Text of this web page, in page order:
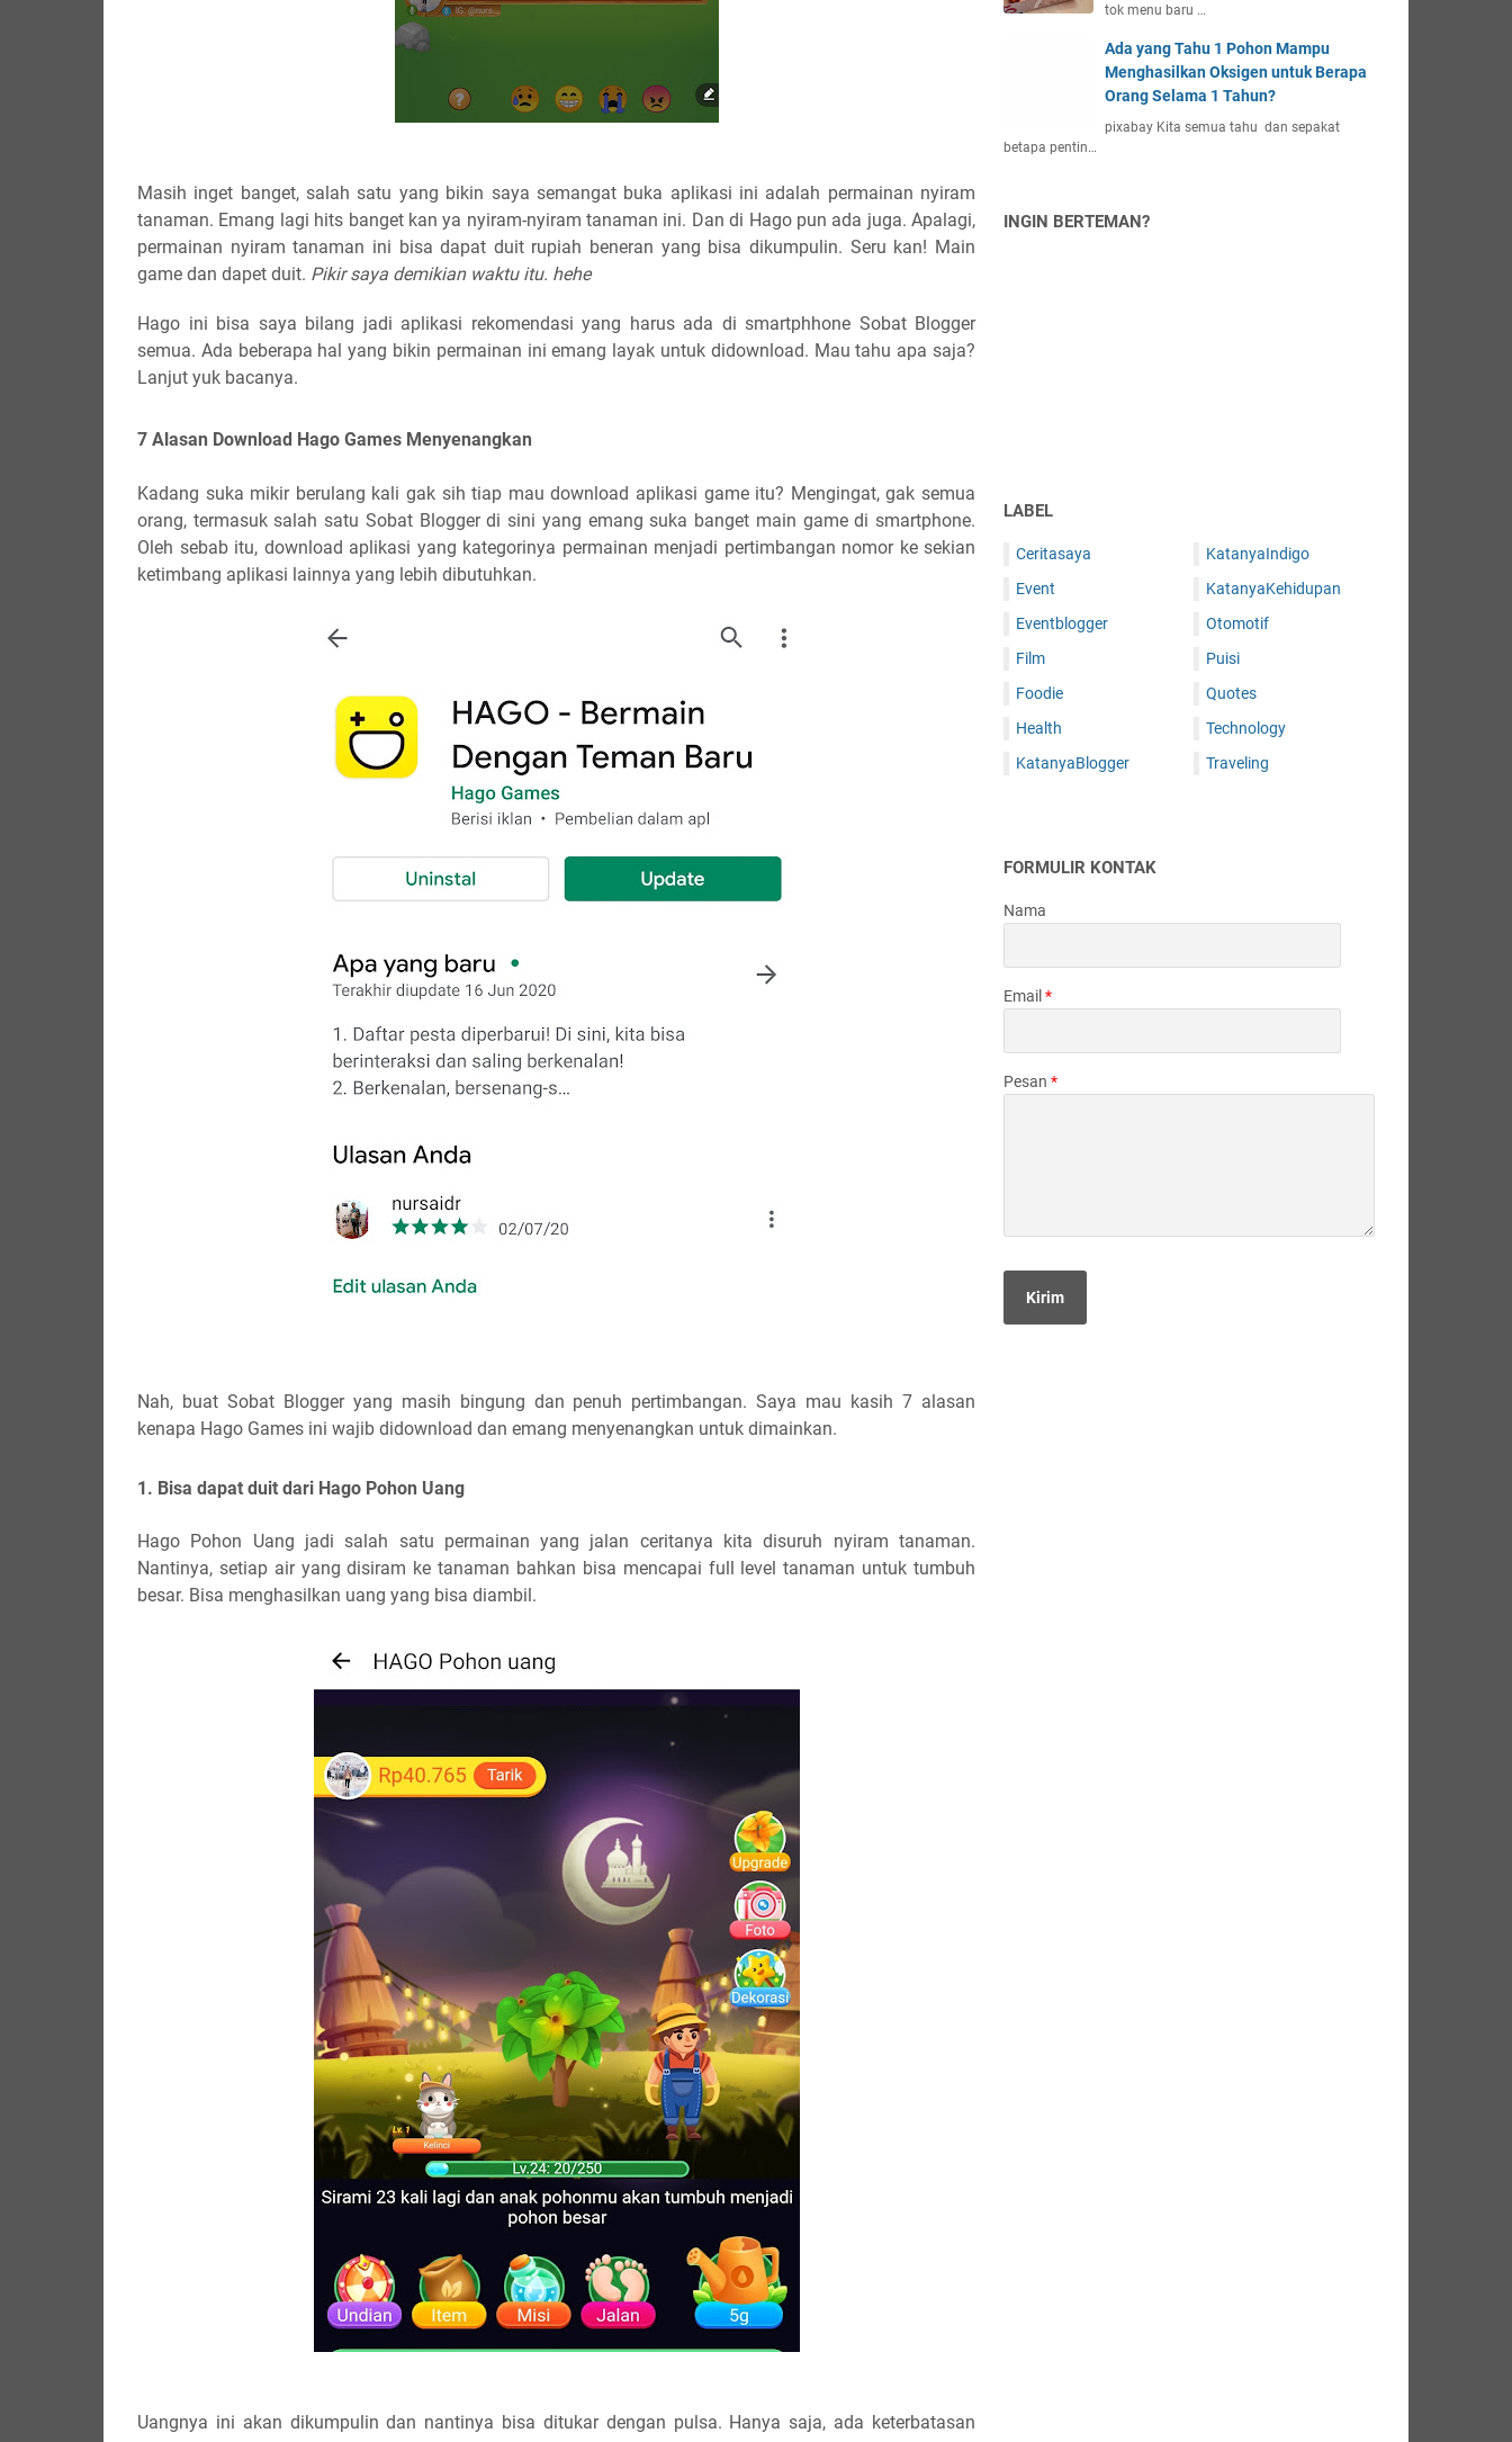
Masih inget banget, salah satu yang bikin saya semangat buka aplikasi ini adalah permainan nyiram
tanaman. Emang lagi hits banget kan ya nyiram-nyiram tanaman ini. Dan di Hago pun ada juga. Apalagi,
permainan nyiram tanaman ini bisa dapat duit rupiah beneran yang bisa dikumpulin. Seru kan! Main
game dan dapet duit. Pikir saya demikian waktu itu. hehe
Hago ini bisa saya bilang jadi aplikasi rekomendasi yang harus ada di smartphhone Sobat Blogger
semua. Ada beberapa hal yang bikin permainan ini emang layak untuk didownload. Mau tahu apa saja?
Lanjut yuk bacanya.
7 Alasan Download Hago Games Menyenangkan
Kadang suka mikir berulang kali gak sih tiap mau download aplikasi game itu? Mengingat, gak semua
orang, termasuk salah satu Sobat Blogger di sini yang emang suka banget main game di smartphone.
Oleh sebab itu, download aplikasi yang kategorinya permainan menjadi pertimbangan nomor ke sekian
ketimbang aplikasi lainnya yang lebih dibutuhkan.
Nah, buat Sobat Blogger yang masih bingung dan penuh pertimbangan. Saya mau kasih 7 alasan
kenapa Hago Games ini wajib didownload dan emang menyenangkan untuk dimainkan.
1. Bisa dapat duit dari Hago Pohon Uang
Hago Pohon Uang jadi salah satu permainan yang jalan ceritanya kita disuruh nyiram tanaman.
Nantinya, setiap air yang disiram ke tanaman bahkan bisa mencapai full level tanaman untuk tumbuh
besar. Bisa menghasilkan uang yang bisa diambil.
Uangnya ini akan dikumpulin dan nantinya bisa ditukar dengan pulsa. Hanya saja, ada keterbatasan
tok menu baru …
Ada yang Tahu 1 Pohon Mampu
Menghasilkan Oksigen untuk Berapa
Orang Selama 1 Tahun?
pixabay Kita semua tahu dan sepakat
betapa pentin…
INGIN BERTEMAN?
LABEL
Ceritasaya
Event
Eventblogger
Film
Foodie
Health
KatanyaBlogger
KatanyaIndigo
KatanyaKehidupan
Otomotif
Puisi
Quotes
Technology
Traveling
FORMULIR KONTAK
Nama
Email *
Pesan *